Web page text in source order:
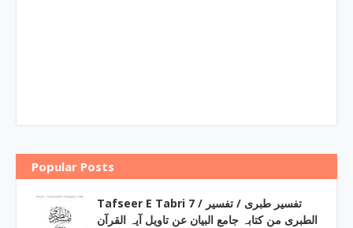
Popular Posts
Tafseer E Tabri 7 / تفسیر طبری / تفسیر
الطبری من کتابہ جامع البیان عن تاویل آیہ القرآن